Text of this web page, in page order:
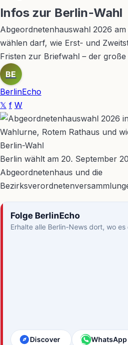
Infos zur Berlin-Wahl
Abgeordnetenhauswahl 2026
wählen darf, wie Erst- und
Fristen zur Briefwahl – der
BE
BerlinEcho
𝕏 f W
Berlin wählt am 20. September
Abgeordnetenhaus und die
Folge BerlinEcho
Erhalte alle Berlin-News dort, wo
Discover WhatsApp